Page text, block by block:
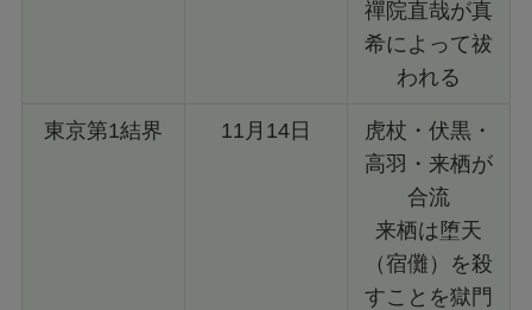
禪院直哉が真
希によって祓
われる
東京第1結界 11月14日
虎杖・伏黒・
高羽・来栖が
合流
来栖は堕天
（宿儺）を殺
すことを獄門